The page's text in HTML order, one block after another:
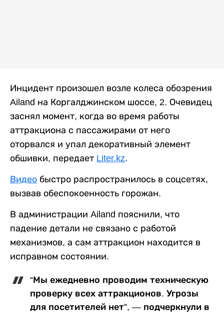
Инцидент произошел возле колеса обозрения
Ailand на Коргалджинском шоссе, 2. Очевидец
заснял момент, когда во время работы
аттракциона с пассажирами от него
оторвался и упал декоративный элемент
обшивки, передает Liter.kz.
Видео быстро распространилось в соцсетях,
вызвав обеспокоенность горожан.
В администрации Ailand пояснили, что
падение детали не связано с работой
механизмов, а сам аттракцион находится в
исправном состоянии.
“Мы ежедневно проводим техническую
проверку всех аттракционов. Угрозы
для посетителей нет”, — подчеркнули в